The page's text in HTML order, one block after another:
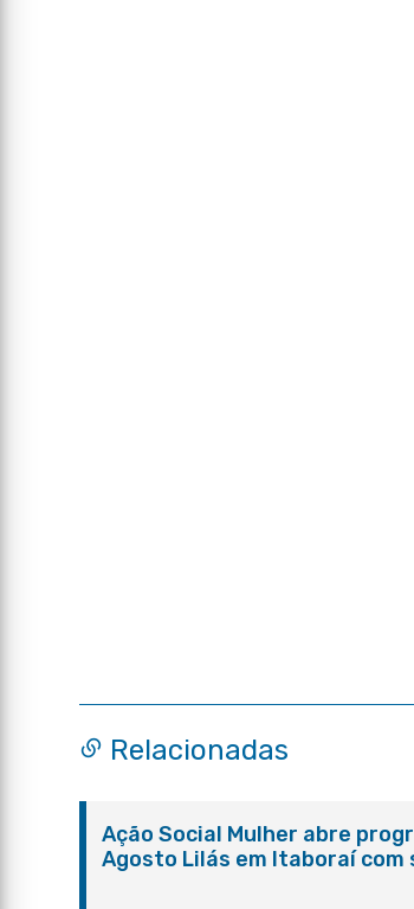
Relacionadas
Ação Social Mulher abre
Agosto Lilás em Itaboraí com